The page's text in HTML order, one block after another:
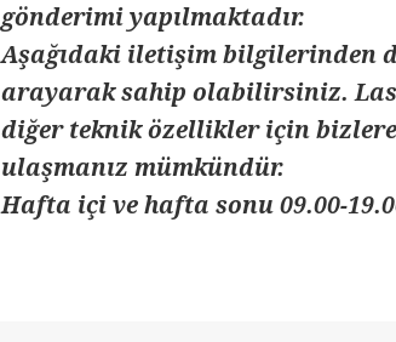
gönderimi yapılmaktadır.
Aşağıdaki iletişim bilgilerinden
arayarak sahip olabilirsiniz.
diğer teknik özellikler için
ulaşmanız mümkündür.
Hafta içi ve hafta sonu 09.00-